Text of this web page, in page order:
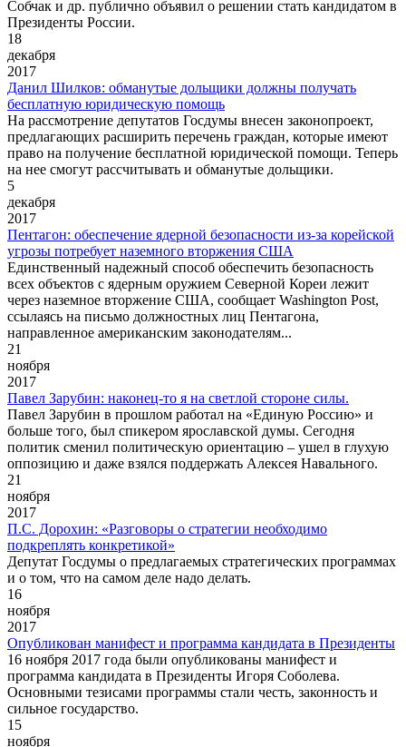
Собчак и др. публично объявил о решении стать кандидатом в
Президенты России.
18
декабря
2017
Данил Шилков: обманутые дольщики должны получать
бесплатную юридическую помощь
На рассмотрение депутатов Госдумы внесен законопроект,
предлагающих расширить перечень граждан, которые имеют
право на получение бесплатной юридической помощи. Теперь
на нее смогут рассчитывать и обманутые дольщики.
5
декабря
2017
Пентагон: обеспечение ядерной безопасности из-за корейской
угрозы потребует наземного вторжения США
Единственный надежный способ обеспечить безопасность
всех объектов с ядерным оружием Северной Кореи лежит
через наземное вторжение США, сообщает Washington Post,
ссылаясь на письмо должностных лиц Пентагона,
направленное американским законодателям...
21
ноября
2017
Павел Зарубин: наконец-то я на светлой стороне силы.
Павел Зарубин в прошлом работал на «Единую Россию» и
больше того, был спикером ярославской думы. Сегодня
политик сменил политическую ориентацию – ушел в глухую
оппозицию и даже взялся поддержать Алексея Навального.
21
ноября
2017
П.С. Дорохин: «Разговоры о стратегии необходимо
подкреплять конкретикой»
Депутат Госдумы о предлагаемых стратегических программах
и о том, что на самом деле надо делать.
16
ноября
2017
Опубликован манифест и программа кандидата в Президенты
16 ноября 2017 года были опубликованы манифест и
программа кандидата в Президенты Игоря Соболева.
Основными тезисами программы стали честь, законность и
сильное государство.
15
ноября